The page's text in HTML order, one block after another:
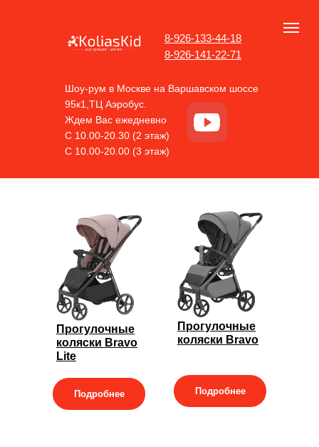
Шоу-рум в Москве на Варшавском шоссе
95к1,ТЦ Аэробус.
Ждем Вас ежедневно
С 10.00-20.30 (2 этаж)
С 10.00-20.00 (3 этаж)
8-926-141-22-71
8-926-133-44-18
Прогулочные
коляски Bravo
Lite
Подробнее Подробнее
Прогулочные
коляски Bravo